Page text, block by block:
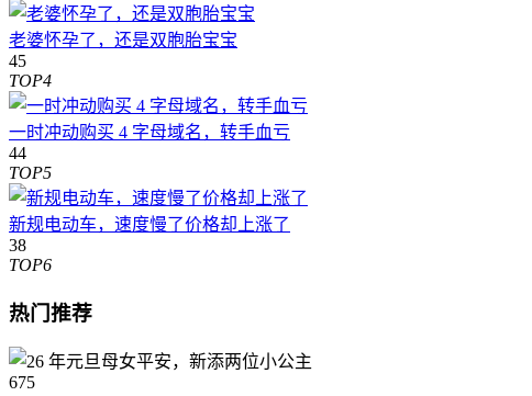
老婆怀孕了，还是双胞胎宝宝
45
TOP4
一时冲动购买 4 字母域名，转手血亏
44
TOP5
新规电动车，速度慢了价格却上涨了
38
TOP6
热门推荐
675